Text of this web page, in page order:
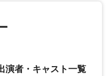
演者・キャスト一覧